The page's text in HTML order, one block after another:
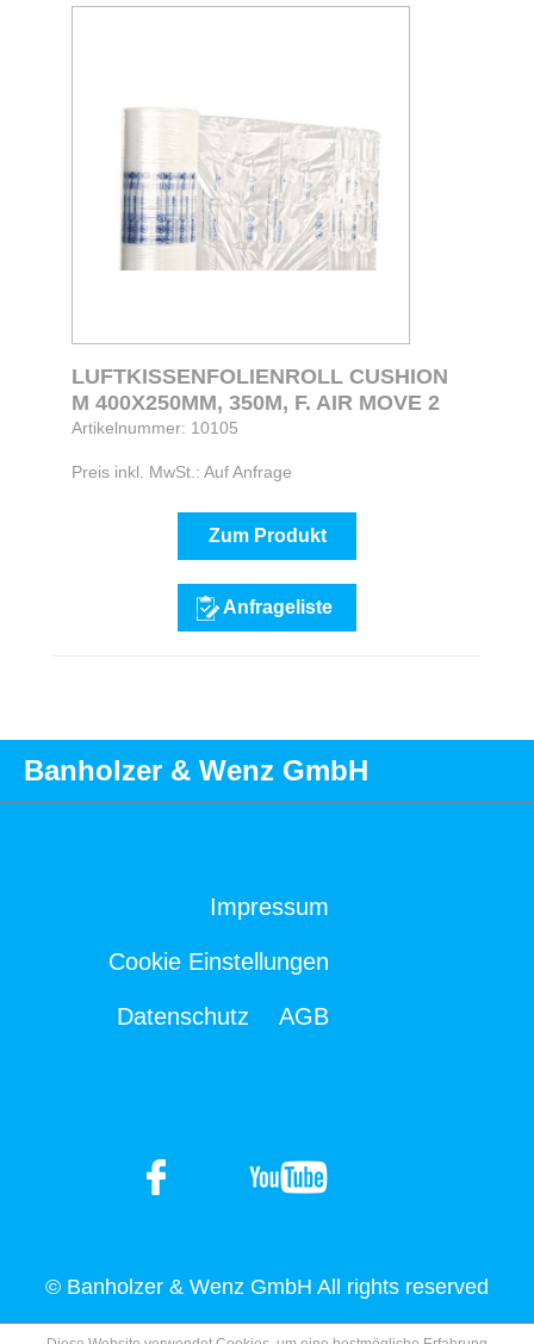
LUFTKISSENFOLIENROLL CUSHION
M 400X250MM, 350M, F. AIR MOVE 2
Artikelnummer: 10105
Preis inkl. MwSt.: Auf Anfrage
Zum Produkt
Anfrageliste
Banholzer & Wenz GmbH
Impressum
Cookie Einstellungen
Datenschutz AGB
© Banholzer & Wenz GmbH All rights reserved